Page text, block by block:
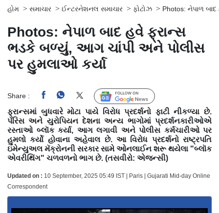
હોમ > સમાચાર > ઈન્ટરનેશનલ સમાચાર > ફોટોઝ > Photos: નેપાળ
Photos: નેપાળ બાદ હવે ફ્રાન્સ
ભડકે બળ્યું, આગ ચાંપી અને પોલીસ
પર હુમલાઓ કર્યા
Share : Follow Us
ફ્રાન્સમાં બુધવારે મોટા પાયે વિરોધ પ્રદર્શનો ફાટી નીકળ્યા છે.
પૅરિસ અને યુરોપિયન દેશના અન્ય ભાગોમાં પ્રદર્શનકારીઓએ
રસ્તાઓ બ્લૉક કર્યા, આગ લગાવી અને પોલીસ કર્મચારીઓ પર
હુમલો કર્યો હોવાના અહેવાલ છે. આ વિરોધ પ્રદર્શનો રાષ્ટ્રપતિ
ઇમેન્યુઅલ મૅક્રોનની સરકાર સામે ઓનલાઈન શરૂ થયેલા "બ્લૉક
એવરીથિંગ" ચળવળનો ભાગ છે. (તસવીરો: એજન્સી)
Updated on : 10 September, 2025 05:49 IST | Paris | Gujarati Mid-day Online
Correspondent